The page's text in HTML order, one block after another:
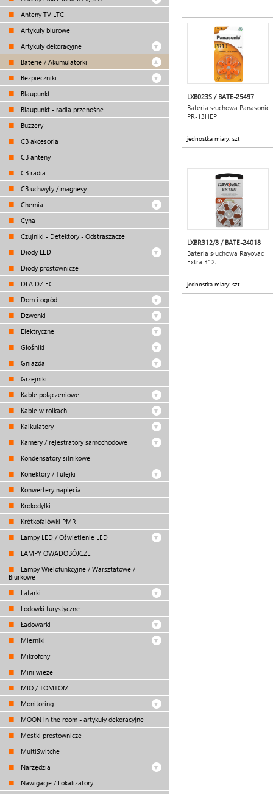
Anteny TV LTC
Artykuły biurowe
Artykuły dekoracyjne
Baterie / Akumulatorki
Bezpieczniki
Blaupunkt
Blaupunkt - radia przenośne
Buzzery
CB akcesoria
CB anteny
CB radia
CB uchwyty / magnesy
Chemia
Cyna
Czujniki - Detektory - Odstraszacze
Diody LED
Diody prostownicze
DLA DZIECI
Dom i ogród
Dzwonki
Elektryczne
Głośniki
Gniazda
Grzejniki
Kable połączeniowe
Kable w rolkach
Kalkulatory
Kamery / rejestratory samochodowe
Kondensatory silnikowe
Konektory / Tulejki
Konwertery napięcia
Krokodylki
Krótkofalówki PMR
Lampy LED / Oświetlenie LED
LAMPY OWADOBÓJCZE
Lampy Wielofunkcyjne / Warsztatowe /
Biurkowe
Latarki
Lodowki turystyczne
Ładowarki
Mierniki
Mikrofony
Mini wieże
MIO / TOMTOM
Monitoring
MOON in the room - artykuły dekoracyjne
Mostki prostownicze
MultiSwitche
Narzędzia
Nawigacje / Lokalizatory
LXB023S / BATE-25497
Bateria słuchowa Panasonic
PR-13HEP
jednostka miary: szt
LXBR312/8 / BATE-24018
Bateria słuchowa Rayovac
Extra 312.
jednostka miary: szt